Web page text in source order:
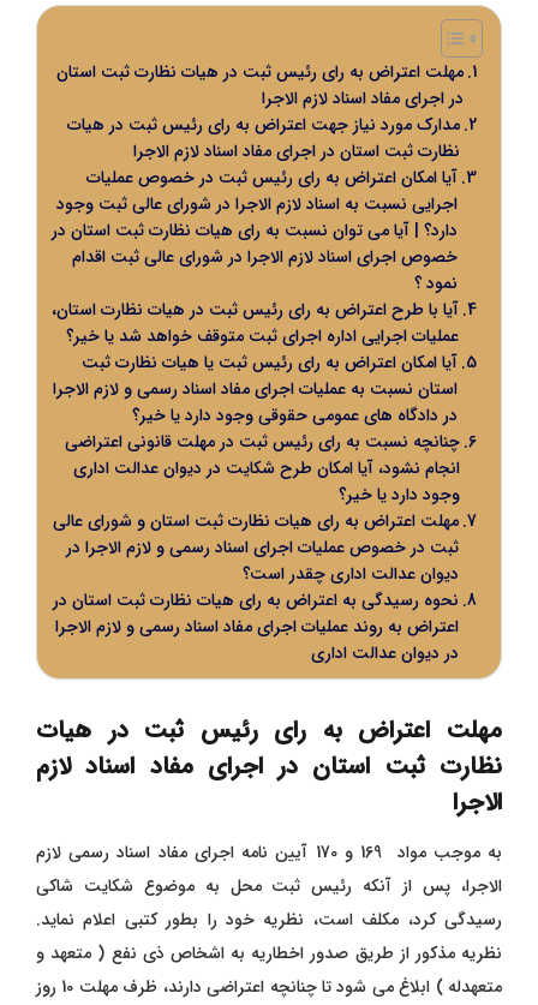
مهلت اعتراض به رای رئیس ثبت در هیات نظارت ثبت استان
در اجرای مفاد اسناد لازم الاجرا
مدارک مورد نیاز جهت اعتراض به رای رئیس ثبت در هیات
نظارت ثبت استان در اجرای مفاد اسناد لازم الاجرا
آیا امکان اعتراض به رای رئیس ثبت در خصوص عملیات
اجرایی نسبت به اسناد لازم الاجرا در شورای عالی ثبت وجود
دارد؟ | آیا می توان نسبت به رای هیات نظارت ثبت استان در
خصوص اجرای اسناد لازم الاجرا در شورای عالی ثبت اقدام
نمود ؟
آیا با طرح اعتراض به رای رئیس ثبت در هیات نظارت استان،
عملیات اجرایی اداره اجرای ثبت متوقف خواهد شد یا خیر؟
آیا امکان اعتراض به رای رئیس ثبت یا هیات نظارت ثبت
استان نسبت به عملیات اجرای مفاد اسناد رسمی و لازم الاجرا
در دادگاه های عمومی حقوقی وجود دارد یا خیر؟
چنانچه نسبت به رای رئیس ثبت در مهلت قانونی اعتراضی
انجام نشود، آیا امکان طرح شکایت در دیوان عدالت اداری
وجود دارد یا خیر؟
مهلت اعتراض به رای هیات نظارت ثبت استان و شورای عالی
ثبت در خصوص عملیات اجرای اسناد رسمی و لازم الاجرا در
دیوان عدالت اداری چقدر است؟
نحوه رسیدگی به اعتراض به رای هیات نظارت ثبت استان در
اعتراض به روند عملیات اجرای مفاد اسناد رسمی و لازم الاجرا
در دیوان عدالت اداری
مهلت اعتراض به رای رئیس ثبت در هیات
نظارت ثبت استان در اجرای مفاد اسناد لازم
الاجرا
به موجب مواد 169 و 170 آیین نامه اجرای مفاد اسناد رسمی لازم
الاجرا، پس از آنکه رئیس ثبت محل به موضوع شکایت شاکی
رسیدگی کرد، مکلف است، نظریه خود را بطور کتبی اعلام نماید.
نظریه مذکور از طریق صدور اخطاریه به اشخاص ذی نفع ( متعهد و
متعهدله ) ابلاغ می شود تا چنانچه اعتراضی دارند، ظرف مهلت 10 روز